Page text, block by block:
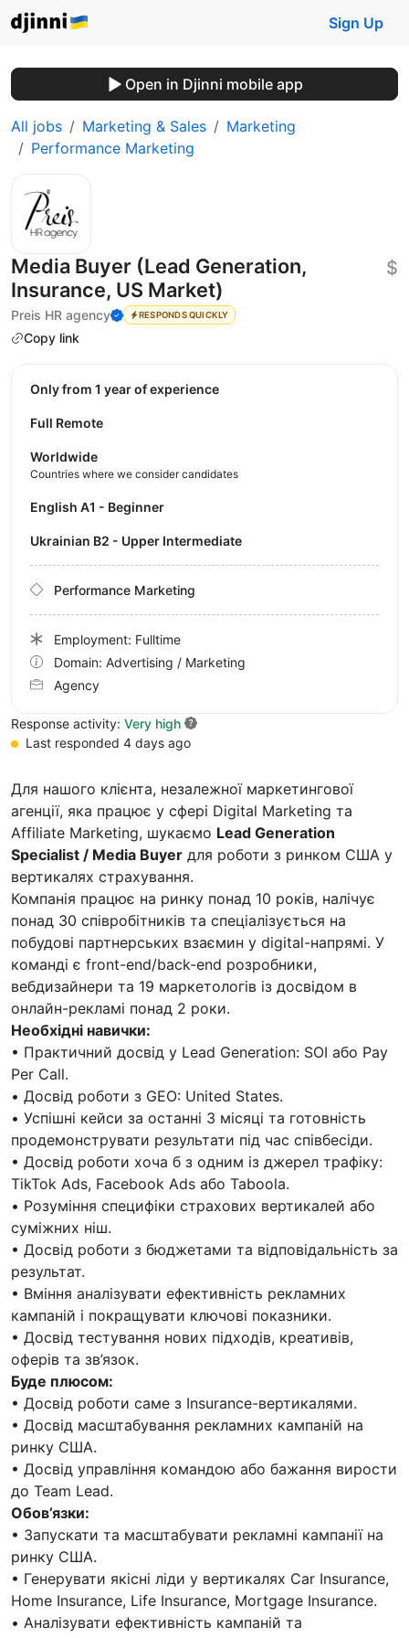
Sign Up
Open in Djinni mobile app
All jobs Marketing & Sales
Marketing
Performance Marketing
Media Buyer (Lead Generation,
Insurance, US Market)
Preis HR agency RESPONDS QUICKLY
Copy link
$
Для нашого клієнта, незалежної маркетингової
агенції, яка працює у сфері Digital Marketing та
Affiliate Marketing, шукаємо Lead Generation
Specialist / Media Buyer для роботи з ринком США у
вертикалях страхування.
Компанія працює на ринку понад 10 років, налічує
понад 30 співробітників та спеціалізується на
побудові партнерських взаємин у digital-напрямі. У
команді є front-end/back-end розробники,
вебдизайнери та 19 маркетологів із досвідом в
онлайн-рекламі понад 2 роки.
Необхідні навички:
• Практичний досвід у Lead Generation: SOI або Pay
Per Call.
• Досвід роботи з GEO: United States.
• Успішні кейси за останні 3 місяці та готовність
продемонструвати результати під час співбесіди.
• Досвід роботи хоча б з одним із джерел трафіку:
TikTok Ads, Facebook Ads або Taboola.
• Розуміння специфіки страхових вертикалей або
суміжних ніш.
• Досвід роботи з бюджетами та відповідальність за
результат.
• Вміння аналізувати ефективність рекламних
кампаній і покращувати ключові показники.
• Досвід тестування нових підходів, креативів,
оферів та зв’язок.
Буде плюсом:
• Досвід роботи саме з Insurance-вертикалями.
• Досвід масштабування рекламних кампаній на
ринку США.
• Досвід управління командою або бажання вирости
до Team Lead.
Обов’язки:
• Запускати та масштабувати рекламні кампанії на
ринку США.
• Генерувати якісні ліди у вертикалях Car Insurance,
Home Insurance, Life Insurance, Mortgage Insurance.
• Аналізувати ефективність кампаній та
Only from 1 year of experience
Full Remote
Worldwide
Countries where we consider candidates
English A1 - Beginner
Ukrainian B2 - Upper Intermediate
Performance Marketing
Employment: Fulltime
Domain: Advertising / Marketing
Agency
Response activity: Very high
Last responded 4 days ago